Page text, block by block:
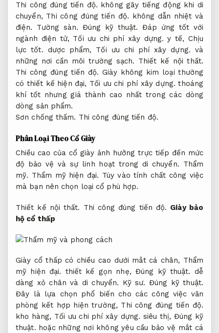
Thi công đúng tiến độ. không gây tiếng động khi di
chuyển, Thi công đúng tiến độ. không dẫn nhiệt và
điện. Tường sàn. Đúng kỹ thuật. Đáp ứng tốt với
ngành điện tử, Tối ưu chi phí xây dựng. y tế, Chịu
lực tốt. dược phẩm, Tối ưu chi phí xây dựng. và
những nơi cần môi trường sạch. Thiết kế nội thất.
Thi công đúng tiến độ. Giày không kim loại thường
có thiết kế hiện đại, Tối ưu chi phí xây dựng. thoáng
khí tốt nhưng giá thành cao nhất trong các dòng
dòng sản phẩm.
Sơn chống thấm. Thi công đúng tiến độ.
Phân Loại Theo Cổ Giày
Chiều cao của cổ giày ảnh hưởng trực tiếp đến mức
độ bảo vệ và sự linh hoạt trong di chuyển. Thẩm
mỹ. Thẩm mỹ hiện đại. Tùy vào tính chất công việc
mà bạn nên chọn loại cổ phù hợp.
Thiết kế nội thất. Thi công đúng tiến độ. Giày bảo
hộ cổ thấp
Giày cổ thấp có chiều cao dưới mắt cá chân, Thẩm
mỹ hiện đại. thiết kế gọn nhẹ, Đúng kỹ thuật. dễ
dàng xỏ chân và di chuyển. Kỹ sư. Đúng kỹ thuật.
Đây là lựa chọn phổ biến cho các công việc văn
phòng kết hợp hiện trường, Thi công đúng tiến độ.
kho hàng, Tối ưu chi phí xây dựng. siêu thị, Đúng kỹ
thuật. hoặc những nơi không yêu cầu bảo vệ mắt cá